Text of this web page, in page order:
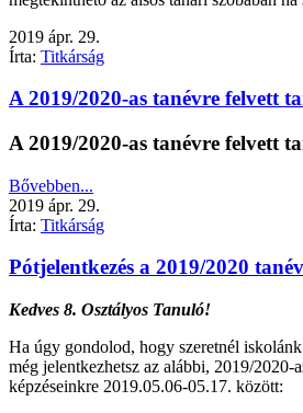
2019 ápr. 29.
Írta: Titkárság
A 2019/2020-as tanévre felvett
A 2019/2020-as tanévre felvett
Bővebben...
2019 ápr. 29.
Írta: Titkárság
Pótjelentkezés a 2019/2020
Kedves 8. Osztályos Tanuló!
Ha úgy gondolod, hogy szeretnél
még jelentkezhetsz az alábbi, 2019/2020-
képzéseinkre 2019.05.06-05.17. között: